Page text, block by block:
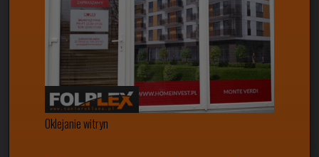
Oklejanie witryn